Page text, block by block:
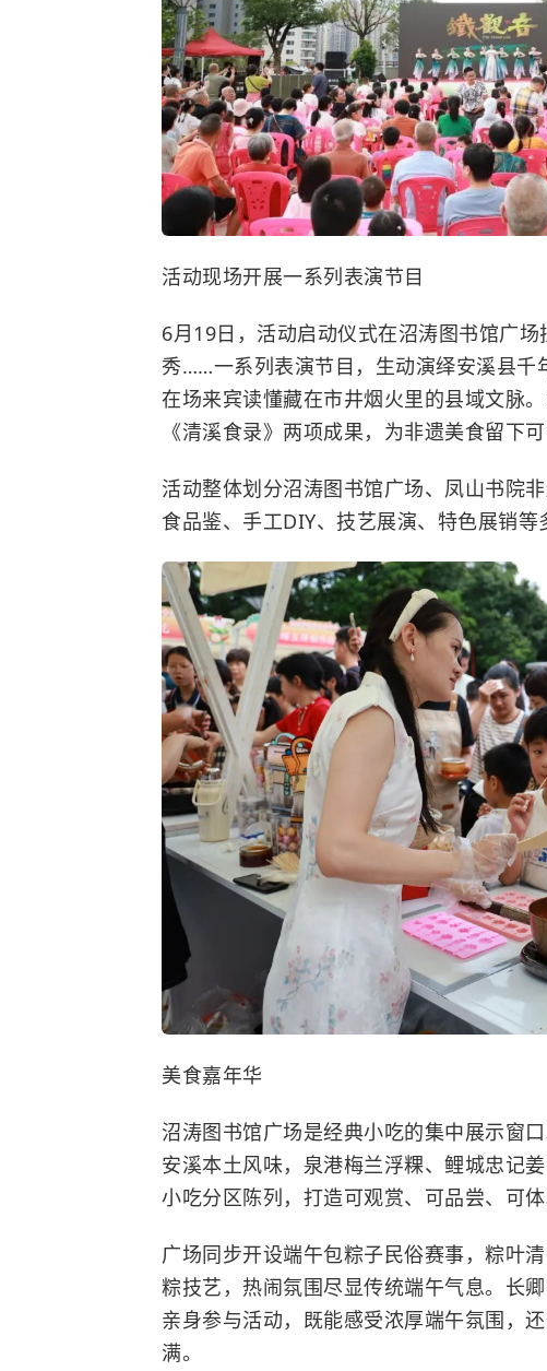
活动现场开展一系列表演节目
6月19日，活动启动仪式在沼涛图书馆广
秀……一系列表演节目，生动演绎安溪县千
在场来宾读懂藏在市井烟火里的县域文脉
《清溪食录》两项成果，为非遗美食留下
活动整体划分沼涛图书馆广场、凤山书院
食品鉴、手工DIY、技艺展演、特色展销等
美食嘉年华
沼涛图书馆广场是经典小吃的集中展示窗
安溪本土风味，泉港梅兰浮粿、鲤城忠记
小吃分区陈列，打造可观赏、可品尝、可
广场同步开设端午包粽子民俗赛事，粽叶
粽技艺，热闹氛围尽显传统端午气息。长
亲身参与活动，既能感受浓厚端午氛围，
满。